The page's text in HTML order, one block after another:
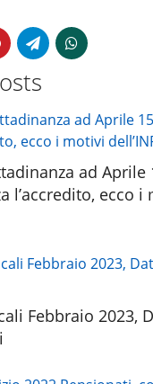
ad Aprile
l’accredito, ecco i
Febbraio 2023,